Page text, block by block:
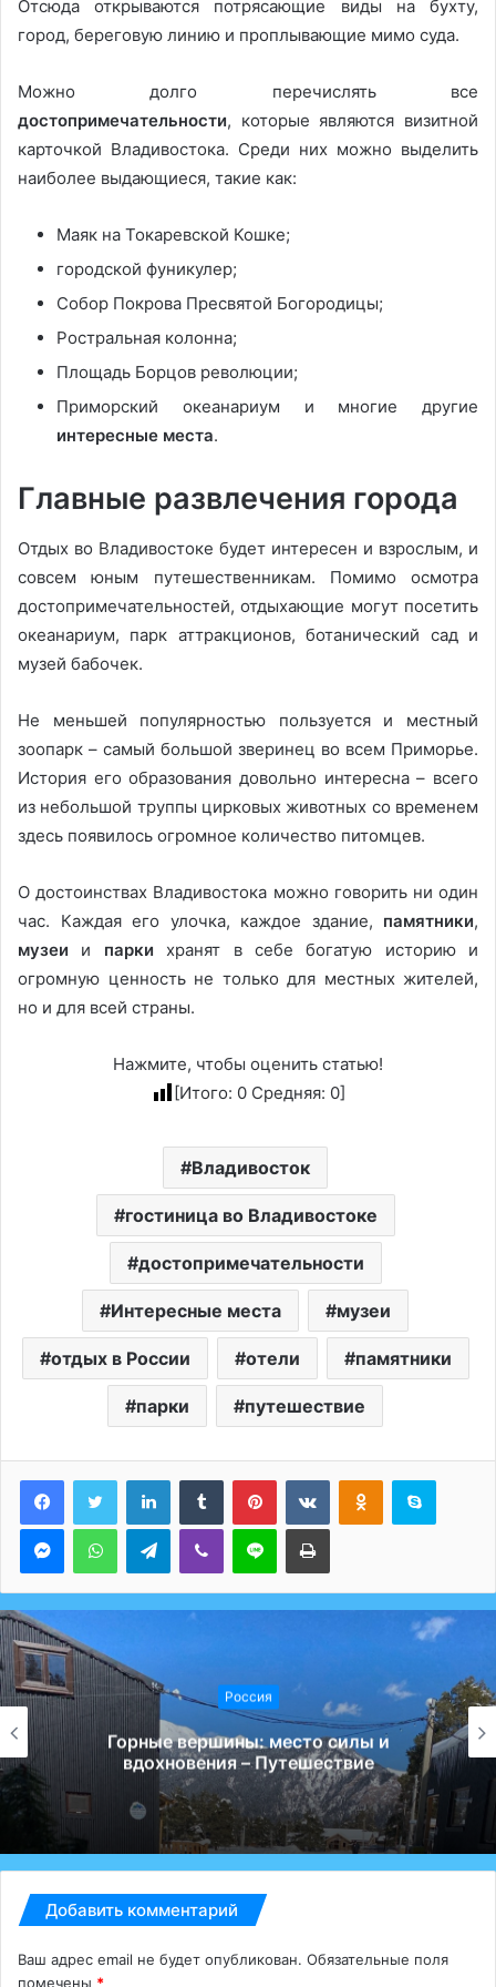
Отсюда открываются потрясающие виды на бухту,
город, береговую линию и проплывающие мимо суда.
Можно долго перечислять все
достопримечательности, которые являются визитной
карточкой Владивостока. Среди них можно выделить
наиболее выдающиеся, такие как:
Маяк на Токаревской Кошке;
городской фуникулер;
Собор Покрова Пресвятой Богородицы;
Ростральная колонна;
Площадь Борцов революции;
Приморский океанариум и многие другие
интересные места.
Главные развлечения города
Отдых во Владивостоке будет интересен и взрослым, и
совсем юным путешественникам. Помимо осмотра
достопримечательностей, отдыхающие могут посетить
океанариум, парк аттракционов, ботанический сад и
музей бабочек.
Не меньшей популярностью пользуется и местный
зоопарк – самый большой зверинец во всем Приморье.
История его образования довольно интересна – всего
из небольшой труппы цирковых животных со временем
здесь появилось огромное количество питомцев.
О достоинствах Владивостока можно говорить ни один
час. Каждая его улочка, каждое здание, памятники,
музеи и парки хранят в себе богатую историю и
огромную ценность не только для местных жителей,
но и для всей страны.
Нажмите, чтобы оценить статью!
[Итого: 0Средняя: 0]
Владивосток
гостиница во Владивостоке
достопримечательности
Интересные места музеи
отдых в России отели памятники
парки путешествие
LinkedInTumblr PinterestВконтактеОдноклассники
Skype
MessengerWhatsAppTelegramViber Line Печатать
Россия
Горные вершины: место силы и
вдохновения – Путешествие
Добавить комментарий
Ваш адрес email не будет опубликован. Обязательные поля
помечены *